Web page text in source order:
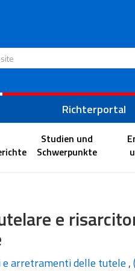
Richterportal
Studien und
Schwerpunkte
e
e arretramenti delle tutele ,